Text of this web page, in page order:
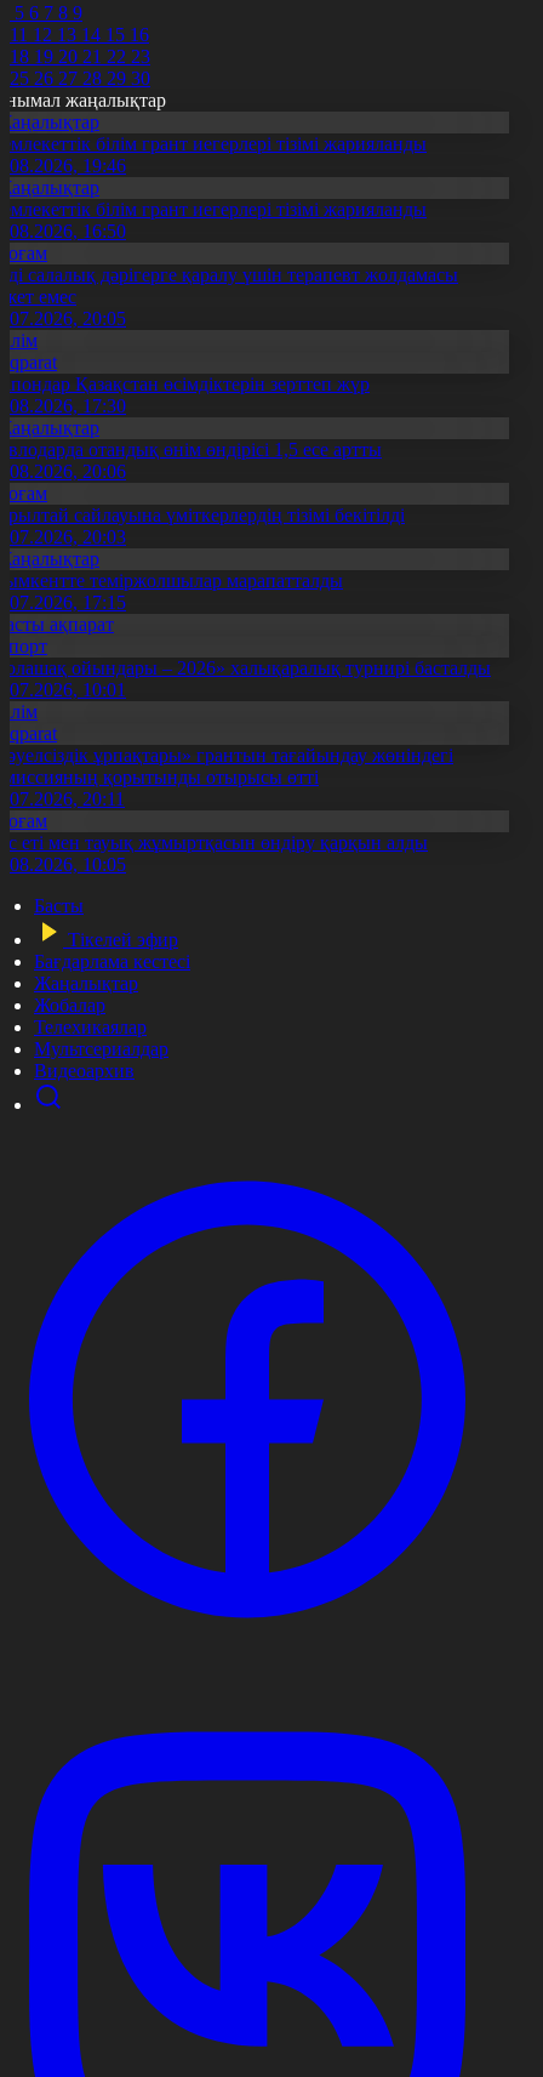
5 6 7 8 9
11 12 13 14 15 16
18 19 20 21 22 23
25 26 27 28 29 30
жаңалықтар
білім грант иегерлері тізімі жарияланды
19:46
білім грант иегерлері тізімі жарияланды
16:50
салалық дәрігерге қаралу үшін терапевт жолдамасы
емес
20:05
Қазақстан өсімдіктерін зерттеп жүр
17:30
отандық өнім өндірісі 1,5 есе артты
20:06
сайлауына үміткерлердің тізімі бекітілді
20:03
теміржолшылар марапатталды
17:15
ақпарат
ойындары – 2026» халықаралық турнирі басталды
10:01
ұрпақтары» грантын тағайындау жөніндегі
қорытынды отырысы өтті
20:11
еті мен тауық жұмыртқасын өндіру қарқын алды
10:05
Басты
Тікелей эфир
Бағдарлама кестесі
Жаңалықтар
Жобалар
Телехикаялар
Мультсериалдар
Видеоархив